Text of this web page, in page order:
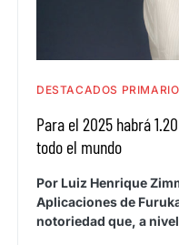
DESTACADOS
Para el 2025 habrá
todo el mundo
Por Luiz Henrique
Aplicaciones de
notoriedad que, a